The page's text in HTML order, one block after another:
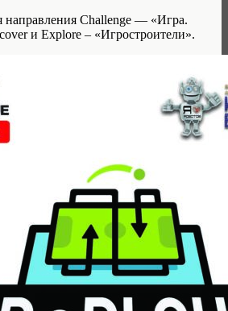
направления Challenge — «Игра.
и Explore – «Игростроители».